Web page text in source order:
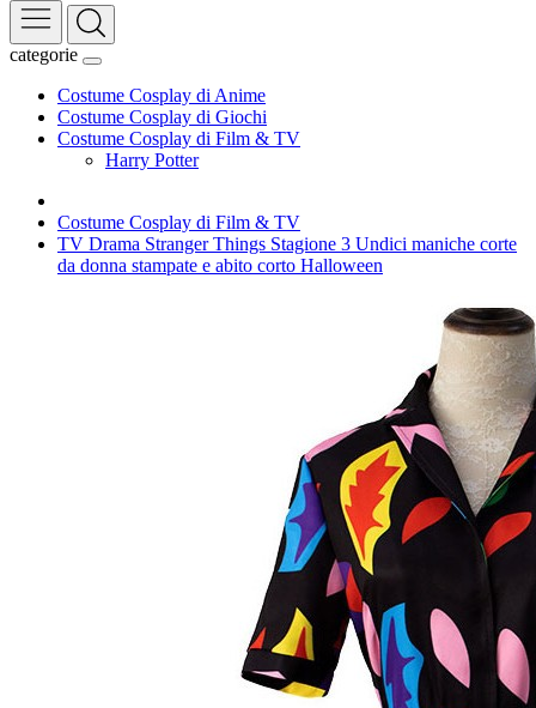
categorie
Costume Cosplay di Anime
Costume Cosplay di Giochi
Costume Cosplay di Film & TV
Harry Potter
Costume Cosplay di Film & TV
TV Drama Stranger Things Stagione 3 Undici maniche corte
da donna stampate e abito corto Halloween